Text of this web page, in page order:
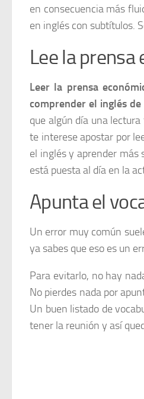
en consecuencia más
en inglés con subtítulos.
Lee la prensa
Leer la prensa
comprender el inglés de
que algún día una
te interese apostar por
el inglés y aprender más
está puesta al día en la
Apunta el
Un error muy común
ya sabes que eso es un
Para evitarlo, no hay
No pierdes nada por
Un buen listado de
tener la reunión y así